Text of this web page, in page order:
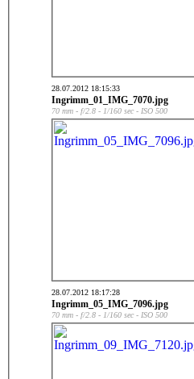
28.07.2012 18:15:33
Ingrimm_01_IMG_7070.jpg
70 mm - f/2.8 - 1/160 sec - ISO 500
28.07.2012 18:17:28
Ingrimm_05_IMG_7096.jpg
70 mm - f/2.8 - 1/160 sec - ISO 500